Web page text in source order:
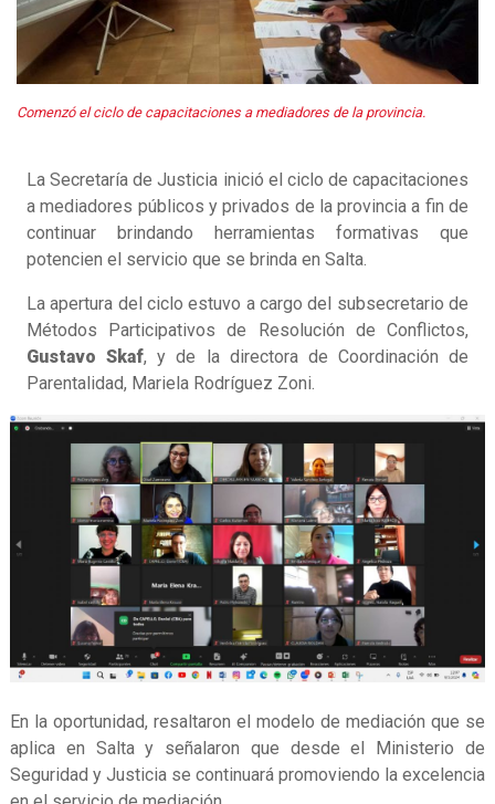
Comenzó el ciclo de capacitaciones a mediadores de la provincia.
La Secretaría de Justicia inició el ciclo de capacitaciones
a mediadores públicos y privados de la provincia a fin de
continuar brindando herramientas formativas que
potencien el servicio que se brinda en Salta.
La apertura del ciclo estuvo a cargo del subsecretario de
Métodos Participativos de Resolución de Conflictos,
Gustavo Skaf, y de la directora de Coordinación de
Parentalidad, Mariela Rodríguez Zoni.
En la oportunidad, resaltaron el modelo de mediación que se
aplica en Salta y señalaron que desde el Ministerio de
Seguridad y Justicia se continuará promoviendo la excelencia